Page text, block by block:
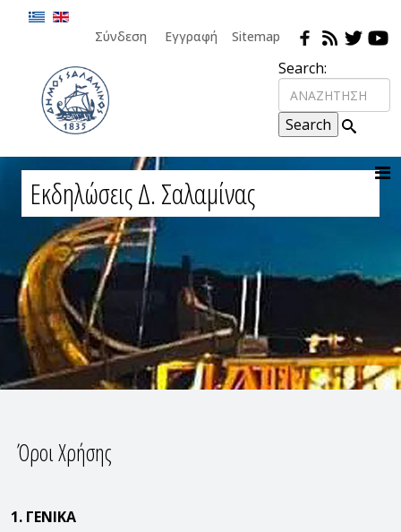
Σύνδεση Εγγραφή Sitemap
Search:
Εκδηλώσεις Δ. Σαλαμίνας
Όροι Χρήσης
1. ΓΕΝΙΚΑ